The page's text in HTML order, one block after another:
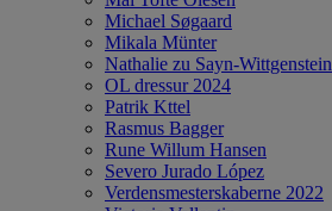
Michael Søgaard
Mikala Münter
Nathalie zu Sayn-Wittgenstein
OL dressur 2024
Patrik Kttel
Rasmus Bagger
Rune Willum Hansen
Severo Jurado López
Verdensmesterskaberne 2022